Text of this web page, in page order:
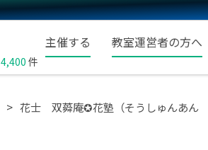
4,400 件
主催する 教室運営者の方へ
花士 双蕣庵✪花塾（そうしゅんあん